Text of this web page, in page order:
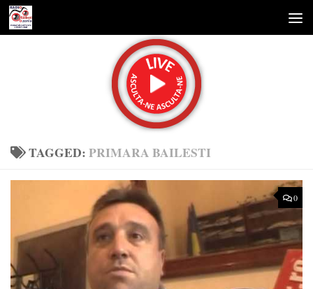
Skip to content
TAGGED:PRIMARA BAILESTI
0